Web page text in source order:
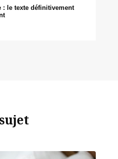
: le texte définitivement